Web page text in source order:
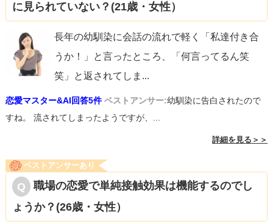
に見られていない？(21歳・女性）
長年の幼馴染に会話の流れで軽く「私達付き合
うか！」と言ったところ、「何言ってるん笑
笑」と返されてしま ...
恋愛マスター&AI回答5件 ベストアンサー:幼馴染に告白されたので
すね。 流されてしまったようですが、...
詳細を見る＞＞
ベストアンサーあり
職場の恋愛で単純接触効果は機能するのでし
ょうか？(26歳・女性）